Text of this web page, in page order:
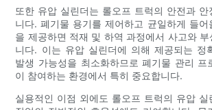
또한 유압 실린더는 롤오프 트럭의 안전과
니다. 폐기물 용기를 제어하고 균일하게 들어
을 제공하면 적재 및 하역 과정에서 사고와
니다. 이는 유압 실린더에 의해 제공되는 정
발생 가능성을 최소화하므로 폐기물 관리 프
이 참여하는 환경에서 특히 중요합니다.
실용적인 이점 외에도 롤오프 트럭의 유압 실